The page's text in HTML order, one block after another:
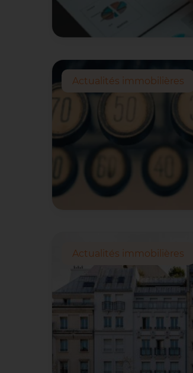
Actualités immobilières
Actualités immobilières